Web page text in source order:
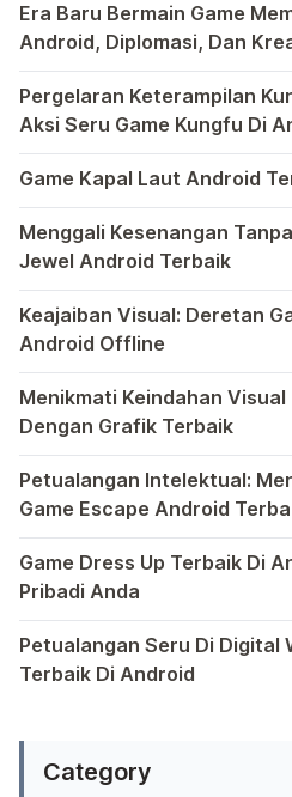
beranda. Ini
dan
aplikasi
Dengan […]
Era Baru Bermain Game
Android, Diplomasi, Dan
Anda
Bermain game di platform
Pergelaran Keterampilan
Aksi Seru Game Kungfu Di
Dunia game selalu
Game Kapal Laut Android
Di dunia game Android yang
Menggali Kesenangan
Jewel Android Terbaik
Dalam hiruk-pikuk dunia
Keajaiban Visual: Deretan
Android Offline
Ponsel pintar telah
Menikmati Keindahan Visual
Dengan Grafik Terbaik
Semakin berkembangnya
Petualangan Intelektual:
Game Escape Android
Dalam dunia game Android,
Game Dress Up Terbaik Di
Pribadi Anda
Saat ini, platform Android
Petualangan Seru Di Digital
Terbaik Di Android
Category